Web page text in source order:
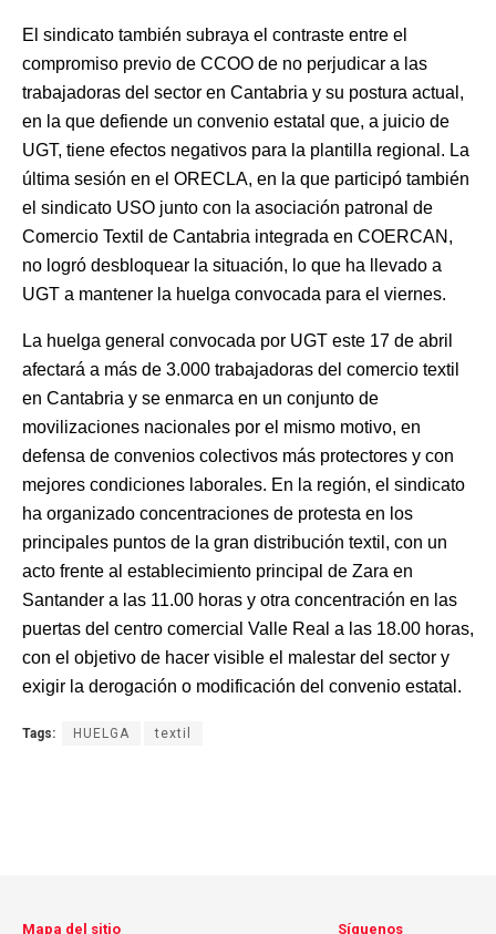
El sindicato también subraya el contraste entre el
compromiso previo de CCOO de no perjudicar a las
trabajadoras del sector en Cantabria y su postura actual,
en la que defiende un convenio estatal que, a juicio de
UGT, tiene efectos negativos para la plantilla regional. La
última sesión en el ORECLA, en la que participó también
el sindicato USO junto con la asociación patronal de
Comercio Textil de Cantabria integrada en COERCAN,
no logró desbloquear la situación, lo que ha llevado a
UGT a mantener la huelga convocada para el viernes.
La huelga general convocada por UGT este 17 de abril
afectará a más de 3.000 trabajadoras del comercio textil
en Cantabria y se enmarca en un conjunto de
movilizaciones nacionales por el mismo motivo, en
defensa de convenios colectivos más protectores y con
mejores condiciones laborales. En la región, el sindicato
ha organizado concentraciones de protesta en los
principales puntos de la gran distribución textil, con un
acto frente al establecimiento principal de Zara en
Santander a las 11.00 horas y otra concentración en las
puertas del centro comercial Valle Real a las 18.00 horas,
con el objetivo de hacer visible el malestar del sector y
exigir la derogación o modificación del convenio estatal.
Tags: HUELGA textil
Mapa del sitio Síguenos